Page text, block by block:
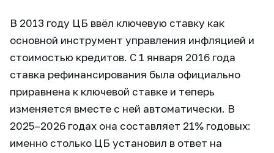
В 2013 году ЦБ ввёл ключевую ставку как
основной инструмент управления инфляцией и
стоимостью кредитов. С 1 января 2016 года
ставка рефинансирования была официально
приравнена к ключевой ставке и теперь
изменяется вместе с ней автоматически. В
2025–2026 годах она составляет 21% годовых:
именно столько ЦБ установил в ответ на